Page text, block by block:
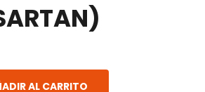
AL CARRITO